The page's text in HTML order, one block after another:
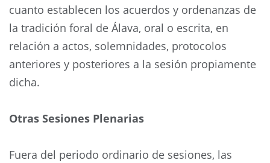
cuanto establecen los acuerdos y ordenanzas de
la tradición foral de Álava, oral o escrita, en
relación a actos, solemnidades, protocolos
anteriores y posteriores a la sesión propiamente
dicha.
Otras Sesiones Plenarias
Fuera del periodo ordinario de sesiones, las